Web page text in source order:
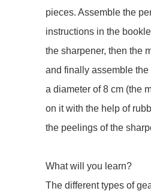
pieces. Assemble the
instructions in the
the sharpener, then the
and finally assemble
a diameter of 8 cm (the
on it with the help of
the peelings of the
What will you learn?
The different types of